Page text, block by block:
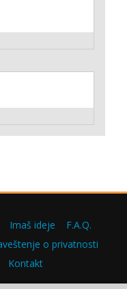
Imaš ideje
F.A.Q.
o privatnosti
Kontakt